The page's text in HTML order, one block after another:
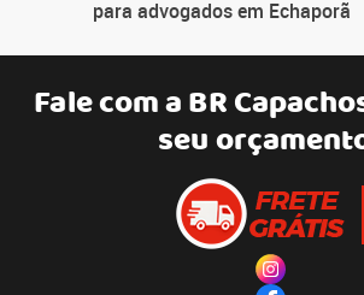
para advogados em Echaporã
Fale com aBR
seu